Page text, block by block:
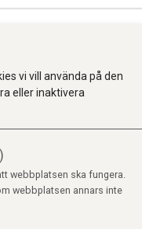
vi vill använda på den
eller inaktivera
webbplatsen ska fungera.
webbplatsen annars inte